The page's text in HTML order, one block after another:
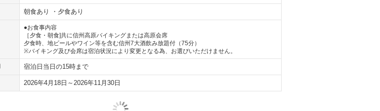
朝食あり ・夕食あり
●お食事内容
［夕食・朝食]共に信州高原バイキングまたは高原会席
夕食時、地ビールやワイン等を含む信州7大酒飲み放題付（75分）
※バイキング及び会席は宿泊状況により変更となる為、お選びいただけません。
宿泊日当日の15時まで
2026年4月18日～2026年11月30日